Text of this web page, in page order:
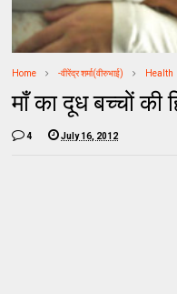
Home -वीरेंद्र शर्मा(वीरुभाई) Health
माँ का दूध बच्‍चों
4 July 16, 2012